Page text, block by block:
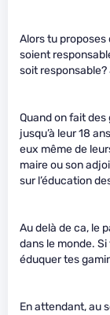
Alors tu proposes
soient
soit responsable?
Quand on fait
jusqu’à leur 18
eux même de
maire ou son
sur l’éducation
Au delà de ca, le
dans le monde. Si
éduquer tes
En attendant, au